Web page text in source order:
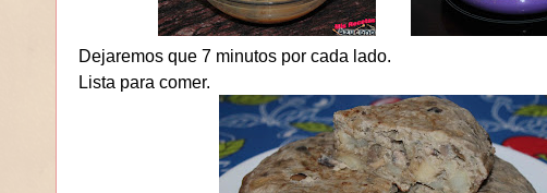
Dejaremos que 7 minutos por cada lado.
Lista para comer.